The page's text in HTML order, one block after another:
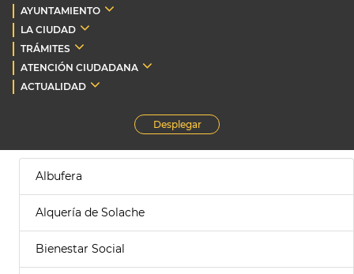
AYUNTAMIENTO
LA CIUDAD
TRÁMITES
ATENCIÓN CIUDADANA
ACTUALIDAD
Desplegar
Albufera
Alquería de Solache
Bienestar Social